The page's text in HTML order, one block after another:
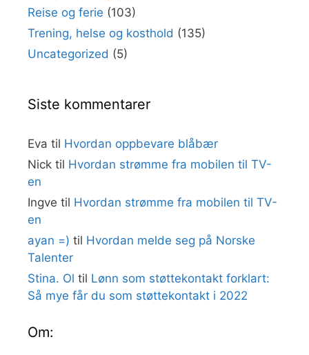
Reise og ferie (103)
Trening, helse og kosthold (135)
Uncategorized (5)
Siste kommentarer
Eva til Hvordan oppbevare blåbær
Nick til Hvordan strømme fra mobilen til TV-
en
Ingve til Hvordan strømme fra mobilen til TV-
en
ayan =) til Hvordan melde seg på Norske
Talenter
Stina. Ol til Lønn som støttekontakt forklart:
Så mye får du som støttekontakt i 2022
Om: